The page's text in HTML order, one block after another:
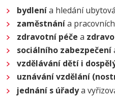
bydlenía hledání
zaměstnánía
zdravotní péče a
sociálního zabezpečení
vzdělávání dětí i
uznávání vzdělání
jednání s úřadya